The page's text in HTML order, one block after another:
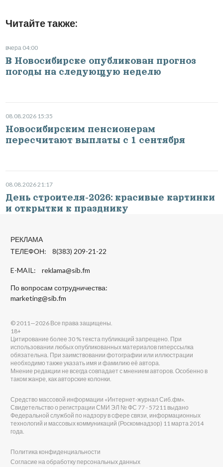
Читайте также:
вчера 04:00
В Новосибирске опубликован прогноз
погоды на следующую неделю
08.08.2026 15:35
Новосибирским пенсионерам
пересчитают выплаты с 1 сентября
08.08.2026 21:17
День строителя-2026: красивые картинки
и открытки к празднику
РЕКЛАМА
ТЕЛЕФОН: 8(383) 209-21-22
E-MAIL: reklama@sib.fm
По вопросам сотрудничества:
marketing@sib.fm
© 2011—2026 Все права защищены.
18+
Цитирование более 30 % текста публикаций запрещено. При
использовании любых опубликованных материалов гиперссылка
обязательна. При заимствовании фотографии или иллюстрации
необходимо также указать имя и фамилию её автора.
Мнение редакции не всегда совпадает с мнением авторов. Особенно в
таком жанре, как авторские колонки.
Средство массовой информации «Интернет-журнал Сиб.фм».
Свидетельство о регистрации СМИ ЭЛ № ФС 77 - 57211 выдано
Федеральной службой по надзору в сфере связи, информационных
технологий и массовых коммуникаций (Роскомнадзор) 11 марта 2014
года.
Политика конфиденциальности
Согласие на обработку персональных данных